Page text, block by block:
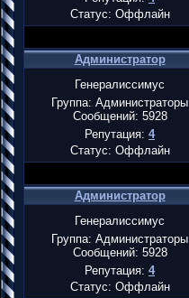
Статус: Оффлайн
Администратор
Генералиссимус
Группа: Администраторы
Сообщений: 5928
Репутация: 4
Статус: Оффлайн
Администратор
Генералиссимус
Группа: Администраторы
Сообщений: 5928
Репутация: 4
Статус: Оффлайн